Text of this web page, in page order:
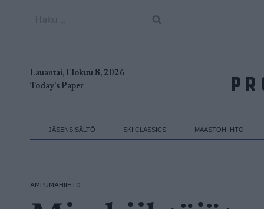
Lauantai, Elokuu 8, 2026
Today's Paper
JÄSENSISÄLTÖ SKI CLASSICS MAASTOHIIHTO
AMPUMAHIIHTO